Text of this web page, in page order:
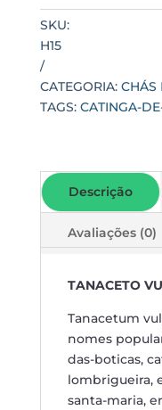
SKU:
H15
CATEGORIA: CHÁS
TAGS: CATINGA-
Descrição
Avaliações (0)
TANACETO
Tanacetum
nomes
das-boticas,
lombrigueira,
santa-maria,